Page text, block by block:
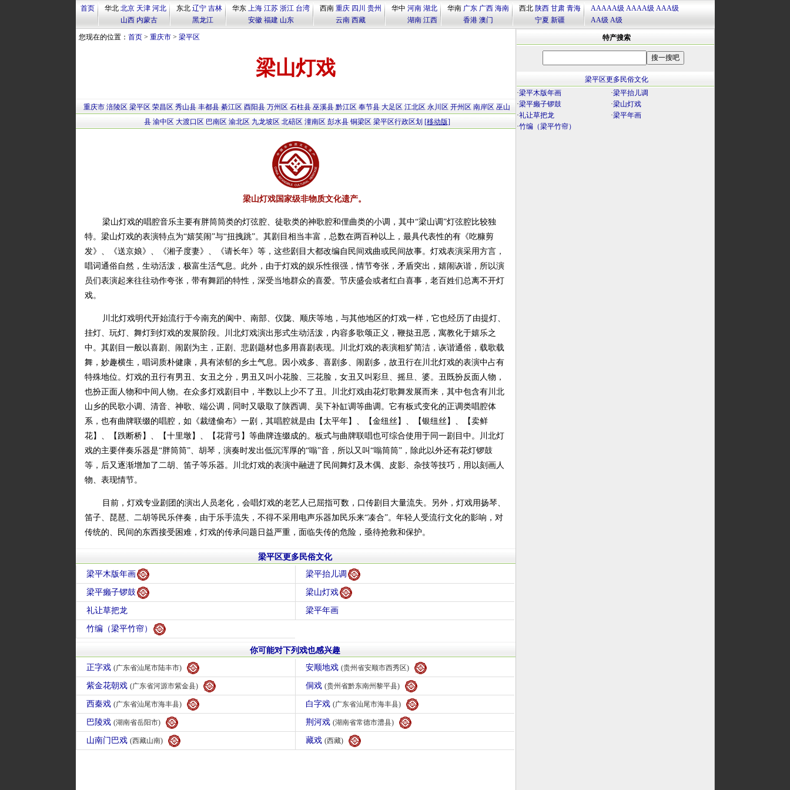
首页 华北 北京 天津 河北
山西 内蒙古
东北 辽宁 吉林
黑龙江
华东 上海 江苏 浙江 台湾
安徽 福建 山东
西南 重庆 四川 贵州
云南 西藏
华中 河南 湖北
湖南 江西
华南 广东 广西 海南
香港 澳门
西北 陕西 甘肃 青海
宁夏 新疆
AAAAA级 AAAA级 AAA级
AA级 A级
您现在的位置： 首页> 重庆市> 梁平区
梁山灯戏
重庆市 涪陵区 梁平区 荣昌区 秀山县 丰都县 綦江区 酉阳县 万州区 石柱县 巫溪县 黔江区 奉节县 大足区 江北区 永川区 开州区 南岸区 巫山
县 渝中区 大渡口区 巴南区 渝北区 九龙坡区 北碚区 潼南区 彭水县 铜梁区 梁平区行政区划 [移动版]
梁山灯戏国家级非物质文化遗产。
梁山灯戏的唱腔音乐主要有胖筒筒类的灯弦腔、徒歌类的神歌腔和俚曲类的小调，其中“梁山调”灯弦腔比较独
特。梁山灯戏的表演特点为“嬉笑闹”与“扭拽跳”。其剧目相当丰富，总数在两百种以上，最具代表性的有《吃糠剪
发》、《送京娘》、《湘子度妻》、《请长年》等，这些剧目大都改编自民间戏曲或民间故事。灯戏表演采用方言，
唱词通俗自然，生动活泼，极富生活气息。此外，由于灯戏的娱乐性很强，情节夸张，矛盾突出，嬉闹诙谐，所以演
员们表演起来往往动作夸张，带有舞蹈的特性，深受当地群众的喜爱。节庆盛会或者红白喜事，老百姓们总离不开灯
戏。
川北灯戏明代开始流行于今南充的阆中、南部、仪陇、顺庆等地，与其他地区的灯戏一样，它也经历了由提灯、
挂灯、玩灯、舞灯到灯戏的发展阶段。川北灯戏演出形式生动活泼，内容多歌颂正义，鞭挞丑恶，寓教化于嬉乐之
中。其剧目一般以喜剧、闹剧为主，正剧、悲剧题材也多用喜剧表现。川北灯戏的表演粗犷简洁，诙谐通俗，载歌载
舞，妙趣横生，唱词质朴健康，具有浓郁的乡土气息。因小戏多、喜剧多、闹剧多，故丑行在川北灯戏的表演中占有
特殊地位。灯戏的丑行有男丑、女丑之分，男丑又叫小花脸、三花脸，女丑又叫彩旦、摇旦、婆。丑既扮反面人物，
也扮正面人物和中间人物。在众多灯戏剧目中，半数以上少不了丑。川北灯戏由花灯歌舞发展而来，其中包含有川北
山乡的民歌小调、清音、神歌、端公调，同时又吸取了陕西调、吴下补缸调等曲调。它有板式变化的正调类唱腔体
系，也有曲牌联缀的唱腔，如《裁缝偷布》一剧，其唱腔就是由【太平年】、【金纽丝】、【银纽丝】、【卖鲜
花】、【跌断桥】、【十里墩】、【花背弓】等曲牌连缀成的。板式与曲牌联唱也可综合使用于同一剧目中。川北灯
戏的主要伴奏乐器是“胖筒筒”、胡琴，演奏时发出低沉浑厚的“嗡”音，所以又叫“嗡筒筒”，除此以外还有花灯锣鼓
等，后又逐渐增加了二胡、笛子等乐器。川北灯戏的表演中融进了民间舞灯及木偶、皮影、杂技等技巧，用以刻画人
物、表现情节。
目前，灯戏专业剧团的演出人员老化，会唱灯戏的老艺人已屈指可数，口传剧目大量流失。另外，灯戏用扬琴、
笛子、琵琶、二胡等民乐伴奏，由于乐手流失，不得不采用电声乐器加民乐来“凑合”。年轻人受流行文化的影响，对
传统的、民间的东西接受困难，灯戏的传承问题日益严重，面临失传的危险，亟待抢救和保护。
梁平区更多民俗文化
梁平木版年画
梁平抬儿调
梁平癞子锣鼓 梁山灯戏
礼让草把龙 梁平年画
竹编（梁平竹帘）
你可能对下列戏也感兴趣
正字戏 (广东省汕尾市陆丰市) 安顺地戏 (贵州省安顺市西秀区)
紫金花朝戏 (广东省河源市紫金县) 侗戏 (贵州省黔东南州黎平县)
西秦戏 (广东省汕尾市海丰县) 白字戏 (广东省汕尾市海丰县)
巴陵戏 (湖南省岳阳市) 荆河戏 (湖南省常德市澧县)
山南门巴戏 (西藏山南) 藏戏 (西藏)
特产搜索
梁平区更多民俗文化
·梁平木版年画 ·梁平抬儿调
·梁平癞子锣鼓 ·梁山灯戏
·礼让草把龙 ·梁平年画
·竹编（梁平竹帘）